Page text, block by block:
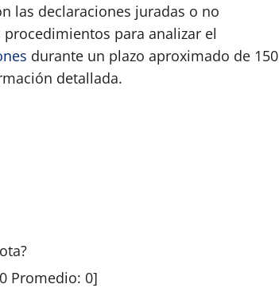
las declaraciones juradas o no
para analizar el
durante un plazo aproximado de 150
detallada.
?
0 Promedio: 0]